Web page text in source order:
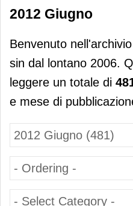
2012 Giugno
Benvenuto
sin dal lontano 2006.
leggere un totale di
e mese di